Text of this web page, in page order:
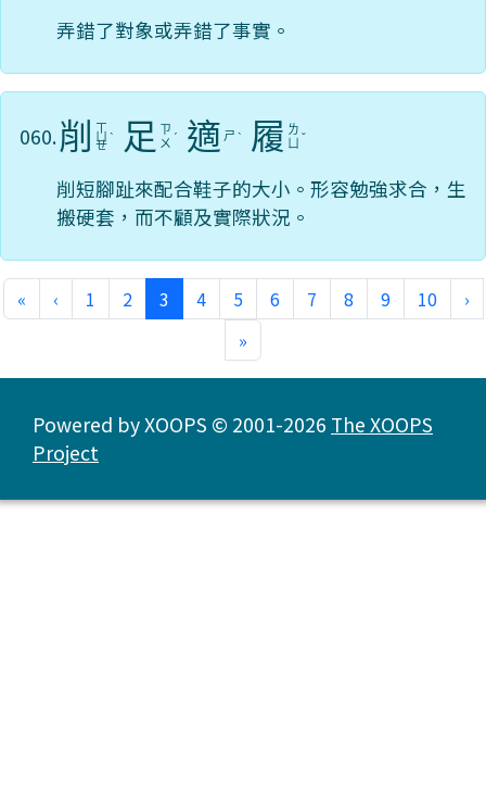
弄錯了對象或弄錯了事實。
060.削 ㄩ
ㄝ
ˋ 足
ㄗ
ㄨ ˊ 適 ㄕ ˋ 履 ㄌ
ˇ
削短腳趾來配合鞋子的大小。形容勉強求合，生
搬硬套，而不顧及實際狀況。
« ‹ 1 2 3(current)
4 5 6 7 8 9 10
›
»
Powered by XOOPS © 2001-2026 The XOOPS
Project